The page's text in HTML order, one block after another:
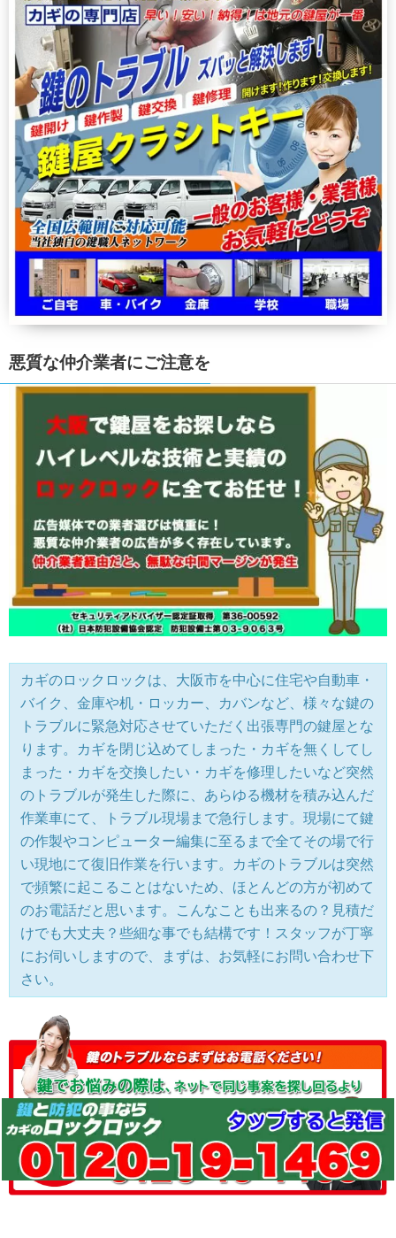
悪質な仲介業者にご注意を
カギのロックロックは、大阪市を中心に住宅や自動車・
バイク、金庫や机・ロッカー、カバンなど、様々な鍵の
トラブルに緊急対応させていただく出張専門の鍵屋とな
ります。カギを閉じ込めてしまった・カギを無くしてし
まった・カギを交換したい・カギを修理したいなど突然
のトラブルが発生した際に、あらゆる機材を積み込んだ
作業車にて、トラブル現場まで急行します。現場にて鍵
の作製やコンピューター編集に至るまで全てその場で行
い現地にて復旧作業を行います。カギのトラブルは突然
で頻繁に起こることはないため、ほとんどの方が初めて
のお電話だと思います。こんなことも出来るの？見積だ
けでも大丈夫？些細な事でも結構です！スタッフが丁寧
にお伺いしますので、まずは、お気軽にお問い合わせ下
さい。